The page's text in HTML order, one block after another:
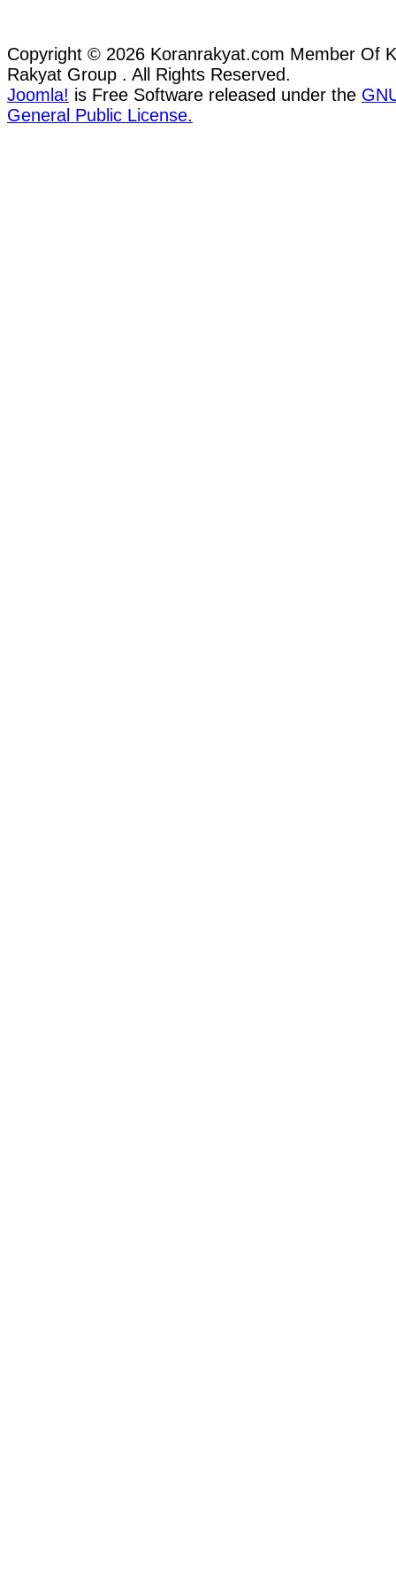
Copyright © 2026 Koranrakyat.com Member Of
Rakyat Group . All Rights Reserved.
Joomla! is Free Software released under the
General Public License.